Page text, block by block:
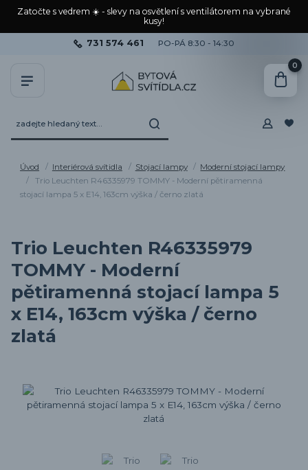
Zatočte s vedrem ☀️ - slevy na osvětlení s ventilátorem na vybrané
kusy!
731 574 461 PO-PÁ 8:30 - 14:30
0
Úvod Interiérová svítidla Stojací lampy
Moderní stojací lampy
Trio Leuchten R46335979 TOMMY - Moderní pětiramenná
stojací lampa 5 x E14, 163cm výška / černo zlatá
Trio Leuchten R46335979
TOMMY - Moderní
pětiramenná stojací lampa 5
x E14, 163cm výška / černo
zlatá